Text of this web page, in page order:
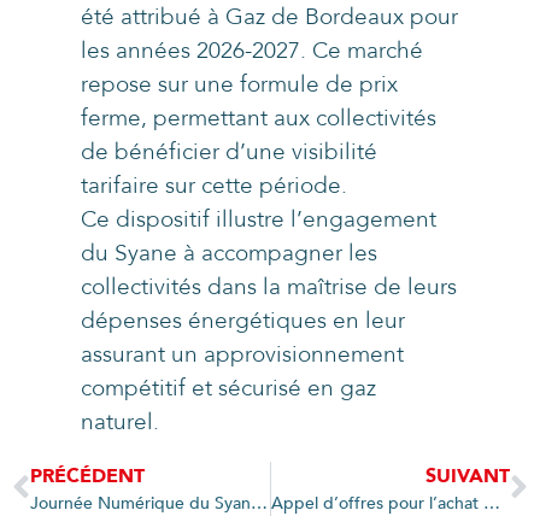
été attribué à Gaz de Bordeaux pour
les années 2026-2027. Ce marché
repose sur une formule de prix
ferme, permettant aux collectivités
de bénéficier d’une visibilité
tarifaire sur cette période.
Ce dispositif illustre l’engagement
du Syane à accompagner les
collectivités dans la maîtrise de leurs
dépenses énergétiques en leur
assurant un approvisionnement
compétitif et sécurisé en gaz
naturel.
PRÉCÉDENT
Journée Numérique du Syane, le mardi 11 juin, à Rochexpo
SUIVANT
Appel d’offres pour l’achat groupé de gaz naturel : Adhérez dès maintenant !